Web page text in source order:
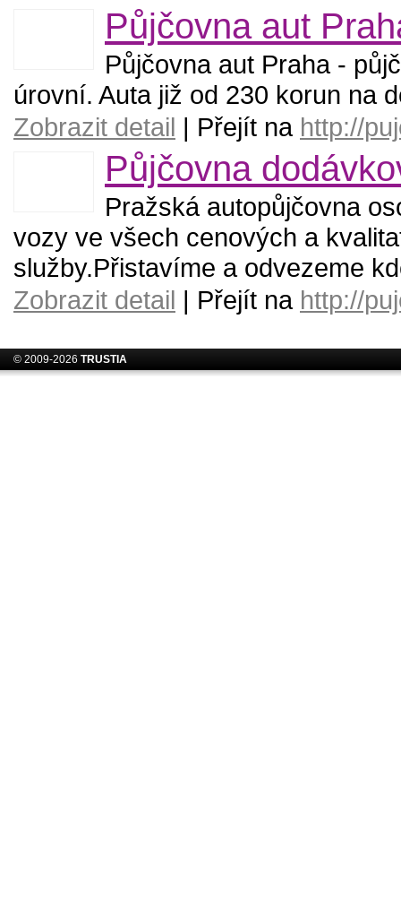
Půjčovna aut
Půjčovna aut Praha -
úrovní. Auta již od 230 korun na
Zobrazit detail | Přejít na http://
Půjčovna
Pražská autopůjčovna
vozy ve všech cenových a
služby.Přistavíme a odvezeme
Zobrazit detail | Přejít na http://
© 2009-2026 TRUSTIA